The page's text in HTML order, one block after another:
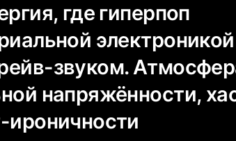
где гиперпоп
электроникой
звуком.
напряжённости,
ироничности